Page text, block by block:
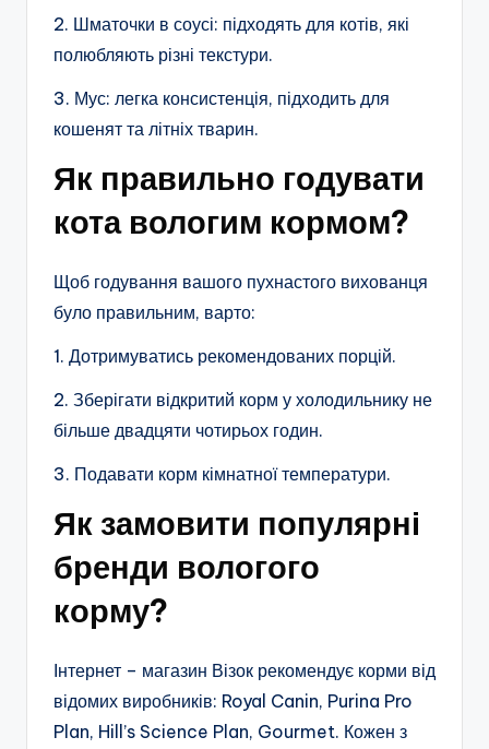
2. Шматочки в соусі: підходять для котів, які
полюбляють різні текстури.
3. Мус: легка консистенція, підходить для
кошенят та літніх тварин.
Як правильно годувати
кота вологим кормом?
Щоб годування вашого пухнастого вихованця
було правильним, варто:
1. Дотримуватись рекомендованих порцій.
2. Зберігати відкритий корм у холодильнику не
більше двадцяти чотирьох годин.
3. Подавати корм кімнатної температури.
Як замовити популярні
бренди вологого
корму?
Інтернет – магазин Візок рекомендує корми від
відомих виробників: Royal Canin, Purina Pro
Plan, Hill’s Science Plan, Gourmet. Кожен з